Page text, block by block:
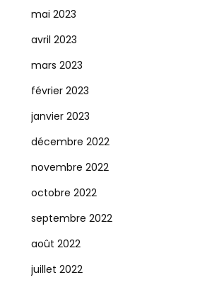
mai 2023
avril 2023
mars 2023
février 2023
janvier 2023
décembre 2022
novembre 2022
octobre 2022
septembre 2022
août 2022
juillet 2022